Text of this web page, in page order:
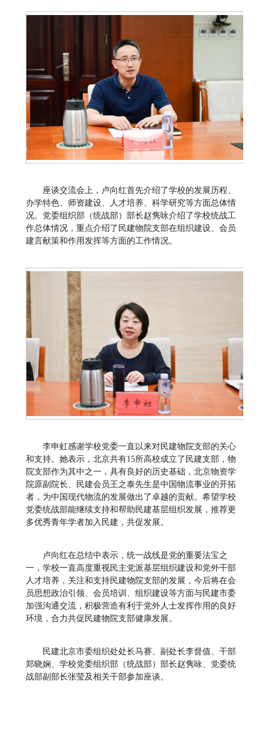
座谈交流会上，卢向红首先介绍了学校的发展历程、
办学特色、师资建设、人才培养、科学研究等方面总体情
况。党委组织部（统战部）部长赵隽咏介绍了学校统战工
作总体情况，重点介绍了民建物院支部在组织建设、会员
建言献策和作用发挥等方面的工作情况。
李申虹感谢学校党委一直以来对民建物院支部的关心
和支持。她表示，北京共有15所高校成立了民建支部，物
院支部作为其中之一，具有良好的历史基础，北京物资学
院原副院长、民建会员王之泰先生是中国物流事业的开拓
者，为中国现代物流的发展做出了卓越的贡献。希望学校
党委统战部能继续支持和帮助民建基层组织发展，推荐更
多优秀青年学者加入民建，共促发展。
卢向红在总结中表示，统一战线是党的重要法宝之
一，学校一直高度重视民主党派基层组织建设和党外干部
人才培养，关注和支持民建物院支部的发展，今后将在会
员思想政治引领、会员培训、组织建设等方面与民建市委
加强沟通交流，积极营造有利于党外人士发挥作用的良好
环境，合力共促民建物院支部健康发展。
民建北京市委组织处处长马赛、副处长李督值、干部
郑晓娴、学校党委组织部（统战部）部长赵隽咏、党委统
战部副部长张莹及相关干部参加座谈。